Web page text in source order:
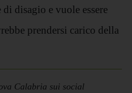
disagio e vuole essere
prendersi carico della
Calabria sui social